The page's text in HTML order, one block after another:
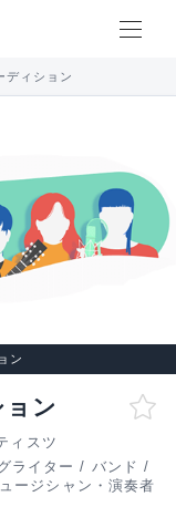
ディション
ン
ン
ィスツ
ライター / バンド /
ージシャン・演奏者